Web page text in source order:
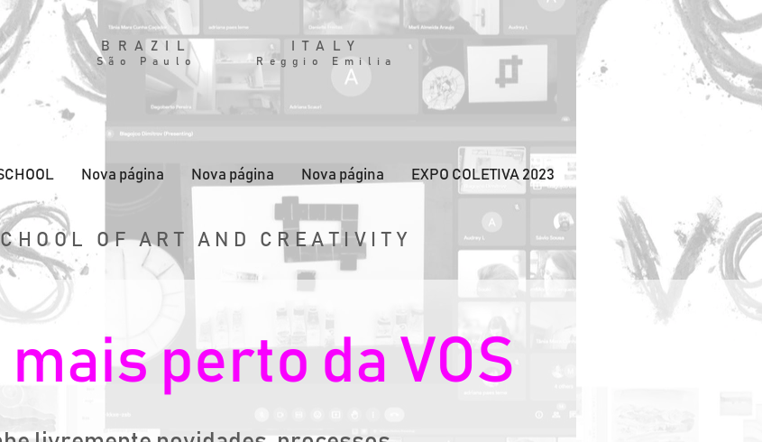
BRAZIL
São Paulo
ITALY
Reggio Emilia
Nova página Nova página Nova página EXPO COLETIVA 2023
OF ART AND CREATIVITY
perto da VOS